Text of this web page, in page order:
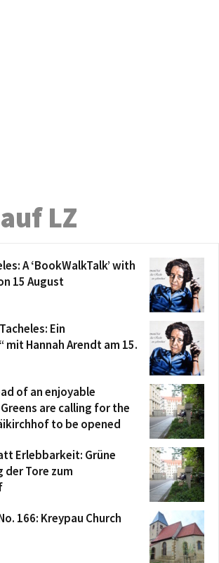
LZ
A ‘BookWalkTalk’ with
15 August
Ein
mit Hannah Arendt am 15.
of an enjoyable
are calling for the
to be opened
Erlebbarkeit: Grüne
Tore zum
166: Kreypau Church